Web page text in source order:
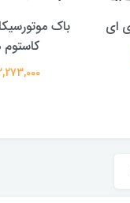
باک
3,273,000